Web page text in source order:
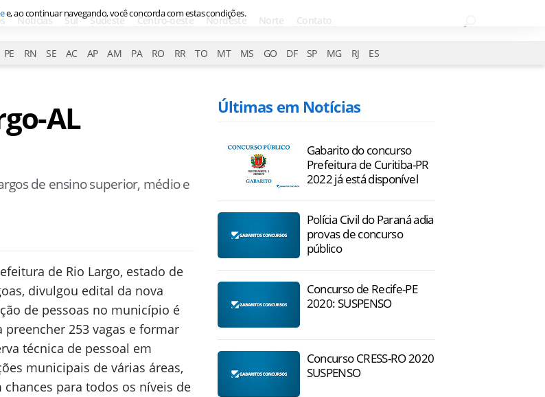
Notícias Sul Sudeste Centro-oeste Nordeste Norte Contato
PE RN SE AC AP AM PA RO RR TO MT MS GO DF SP MG RJ ES
AL
de ensino superior, médio e
de Rio Largo, estado de
divulgou edital da nova
de pessoas no município é
preencher 253 vagas e formar
técnica de pessoal em
municipais de várias áreas,
chances para todos os níveis de
Últimas em Notícias
Gabarito do concurso
Prefeitura de Curitiba-PR
2022 já está disponível
Polícia Civil do Paraná adia
provas de concurso
público
Concurso de Recife-PE
2020: SUSPENSO
Concurso CRESS-RO 2020
SUSPENSO
e, ao continuar navegando, você concorda com estas condições.